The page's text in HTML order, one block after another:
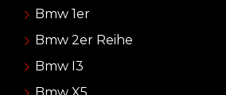
Bmw 1er
Bmw 2er Reihe
Bmw I3